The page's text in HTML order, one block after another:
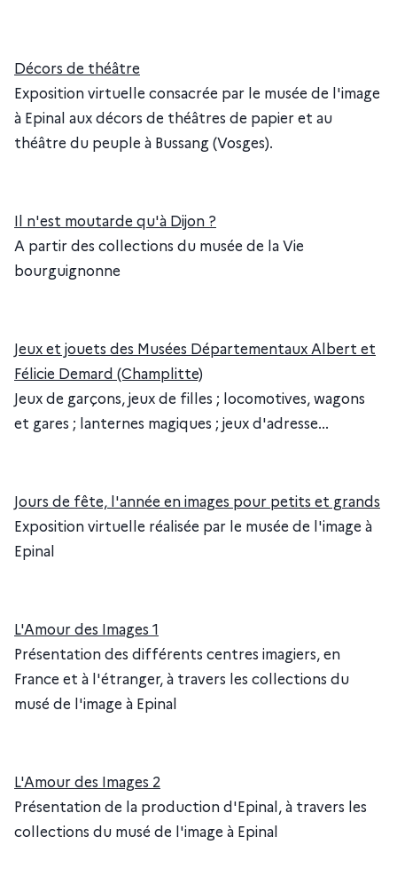
Décors de théâtre
Exposition virtuelle consacrée par le musée de l'image
à Epinal aux décors de théâtres de papier et au
théâtre du peuple à Bussang (Vosges).
Il n'est moutarde qu'à Dijon ?
A partir des collections du musée de la Vie
bourguignonne
Jeux et jouets des Musées Départementaux Albert et
Félicie Demard (Champlitte)
Jeux de garçons, jeux de filles ; locomotives, wagons
et gares ; lanternes magiques ; jeux d'adresse...
Jours de fête, l'année en images pour petits et grands
Exposition virtuelle réalisée par le musée de l'image à
Epinal
L'Amour des Images 1
Présentation des différents centres imagiers, en
France et à l'étranger, à travers les collections du
musé de l'image à Epinal
L'Amour des Images 2
Présentation de la production d'Epinal, à travers les
collections du musé de l'image à Epinal